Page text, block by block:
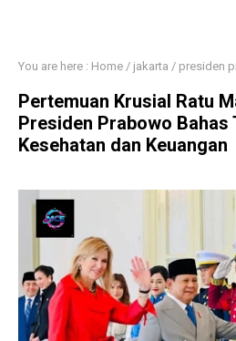
You are here : Home / jakarta / presiden
Pertemuan Krusial Ratu
Presiden Prabowo
Kesehatan dan Keuangan